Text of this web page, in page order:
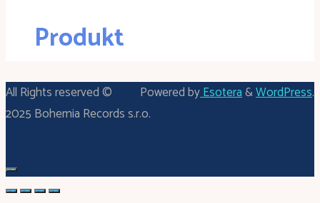
Produkt
Powered byEsotera&WordPress.
All Rights reserved ©
2025 Bohemia Records s.r.o.